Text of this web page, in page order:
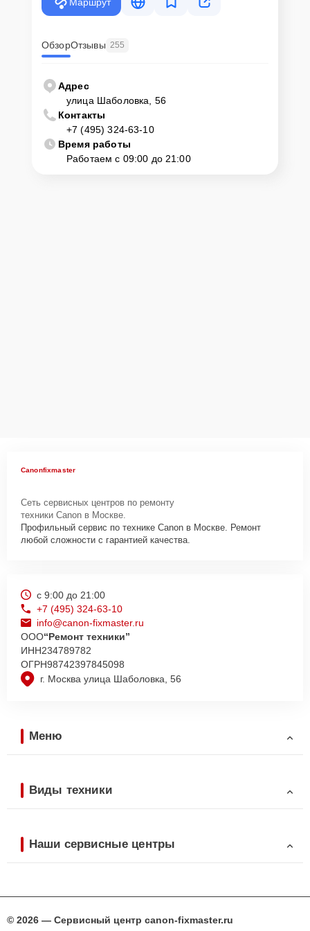
ОбзорОтзывы 255
Адрес
улица Шаболовка, 56
Контакты
+7 (495) 324-63-10
Время работы
Работаем с 09:00 до 21:00
Canonfixmaster
Сеть сервисных центров по ремонту
техники Canon в Москве.
Профильный сервис по технике Canon в Москве. Ремонт
любой сложности с гарантией качества.
г. Москва улица Шаболовка, 56
с 9:00 до 21:00
+7 (495) 324-63-10
info@canon-fixmaster.ru
ООО“Ремонт техники”
ИНН234789782
ОГРН98742397845098
Меню
Виды техники
Наши сервисные центры
© 2026 — Сервисный центр canon-fixmaster.ru